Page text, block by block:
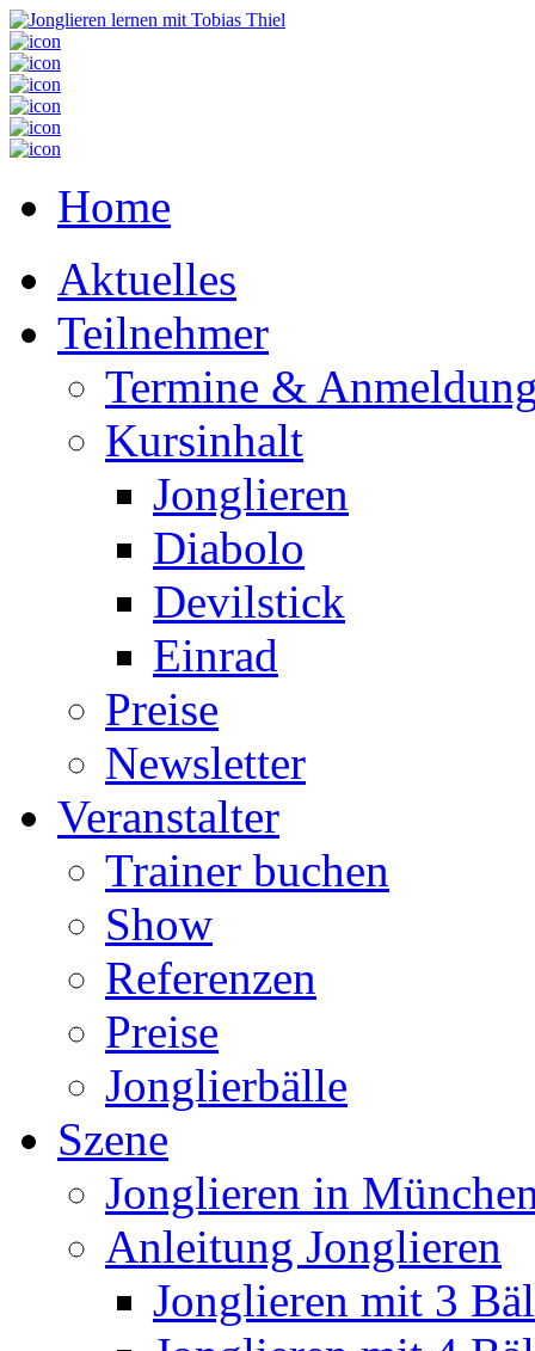
Home
Aktuelles
Teilnehmer
Termine &
Kursinhalt
Jonglieren
Diabolo
Devilstick
Einrad
Preise
Newsletter
Veranstalter
Trainer buchen
Show
Referenzen
Preise
Jonglierbälle
Szene
Jonglieren in
Anleitung Jonglieren
Jonglieren mit 3